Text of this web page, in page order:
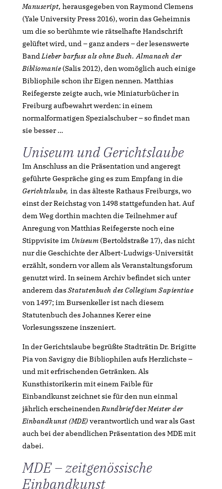
Manuscript, herausgegeben von Raymond Clemens
(Yale University Press 2016), worin das Geheimnis
um die so berühmte wie rätselhafte Handschrift
gelüftet wird, und – ganz anders – der lesenswerte
BandLieber barfuss als ohne Buch. Almanach der
Bibliomanie(Salis 2012), den womöglich auch einige
Bibliophile schon ihr Eigen nennen. Matthias
Reifegerste zeigte auch, wie Miniaturbücher in
Freiburg aufbewahrt werden: in einem
normalformatigen Spezialschuber – so findet man
sie besser …
Uniseum und Gerichtslaube
Im Anschluss an die Präsentation und angeregt
geführte Gespräche ging es zum Empfang in die
Gerichtslaube, in das älteste Rathaus Freiburgs, wo
einst der Reichstag von 1498 stattgefunden hat. Auf
dem Weg dorthin machten die Teilnehmer auf
Anregung von Matthias Reifegerste noch eine
Stippvisite im Uniseum(Bertoldstraße 17), das nicht
nur die Geschichte der Albert-Ludwigs-Universität
erzählt, sondern vor allem als Veranstaltungsforum
genutzt wird. In seinem Archiv befindet sich unter
anderem dasStatutenbuch des Collegium Sapientiae
von 1497; im Bursenkeller ist nach diesem
Statutenbuch des Johannes Kerer eine
Vorlesungsszene inszeniert.
In der Gerichtslaube begrüßte Stadträtin Dr. Brigitte
Pia von Savigny die Bibliophilen aufs Herzlichste –
und mit erfrischenden Getränken. Als
Kunsthistorikerin mit einem Faible für
Einbandkunst zeichnet sie für den nun einmal
jährlich erscheinendenRundbriefderMeister der
Einbandkunst (MDE) verantwortlich und war als Gast
auch bei der abendlichen Präsentation des MDE mit
dabei.
MDE – zeitgenössische
Einbandkunst